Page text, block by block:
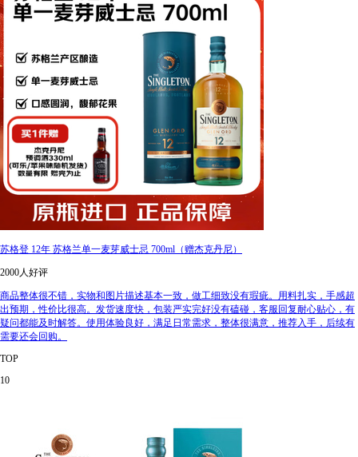
苏格登 12年 苏格兰单一麦芽威士忌 700ml（赠杰克丹尼）
2000人好评
商品整体很不错，实物和图片描述基本一致，做工细致没有瑕疵。用料扎实，手感超
出预期，性价比很高。发货速度快，包装严实完好没有磕碰，客服回复耐心贴心，有
疑问都能及时解答。使用体验良好，满足日常需求，整体很满意，推荐入手，后续有
需要还会回购。
TOP
10